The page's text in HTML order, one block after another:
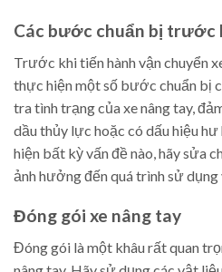
Các bước chuẩn bị trước
Trước khi tiến hành vận chuyển
thực hiện một số bước chuẩn bị
tra tình trạng của xe nâng tay,
dầu thủy lực hoặc có dấu hiệu
hiện bất kỳ vấn đề nào, hãy sửa
ảnh hưởng đến quá trình sử dụng
Đóng gói xe nâng tay
Đóng gói là một khâu rất quan